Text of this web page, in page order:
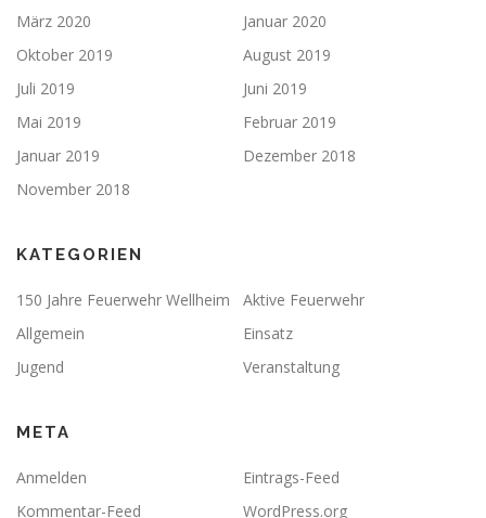
März 2020
Januar 2020
Oktober 2019
August 2019
Juli 2019
Juni 2019
Mai 2019
Februar 2019
Januar 2019
Dezember 2018
November 2018
KATEGORIEN
150 Jahre Feuerwehr Wellheim
Aktive Feuerwehr
Allgemein
Einsatz
Jugend
Veranstaltung
META
Anmelden
Eintrags-Feed
Kommentar-Feed
WordPress.org